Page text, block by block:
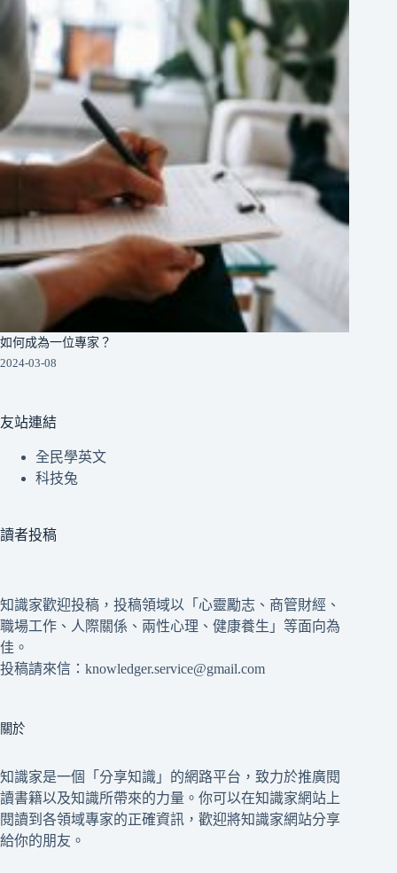
如何成為一位專家？
2024-03-08
友站連結
全民學英文
科技兔
讀者投稿
知識家歡迎投稿，投稿領域以「心靈勵志、商管財經、
職場工作、人際關係、兩性心理、健康養生」等面向為
佳。
投稿請來信：knowledger.service@gmail.com
關於
知識家是一個「分享知識」的網路平台，致力於推廣閱
讀書籍以及知識所帶來的力量。你可以在知識家網站上
閱讀到各領域專家的正確資訊，歡迎將知識家網站分享
給你的朋友。